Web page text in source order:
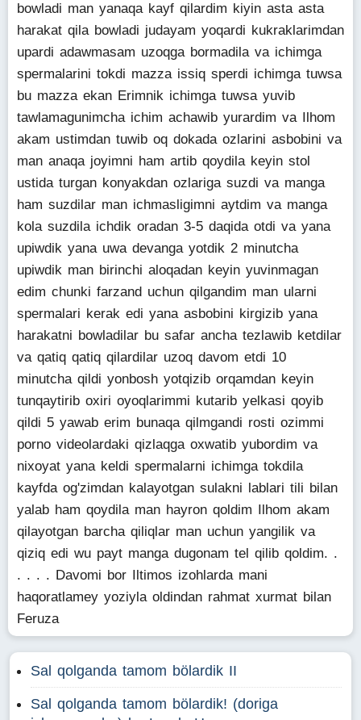
bowladi man yanaqa kayf qilardim kiyin asta asta
harakat qila bowladi judayam yoqardi kukraklarimdan
upardi adawmasam uzoqga bormadila va ichimga
spermalarini tokdi mazza issiq sperdi ichimga tuwsa
bu mazza ekan Erimnik ichimga tuwsa yuvib
tawlamagunimcha ichim achawib yurardim va Ilhom
akam ustimdan tuwib oq dokada ozlarini asbobini va
man anaqa joyimni ham artib qoydila keyin stol
ustida turgan konyakdan ozlariga suzdi va manga
ham suzdilar man ichmasligimni aytdim va manga
kola suzdila ichdik oradan 3-5 daqida otdi va yana
upiwdik yana uwa devanga yotdik 2 minutcha
upiwdik man birinchi aloqadan keyin yuvinmagan
edim chunki farzand uchun qilgandim man ularni
spermalari kerak edi yana asbobini kirgizib yana
harakatni bowladilar bu safar ancha tezlawib ketdilar
va qatiq qatiq qilardilar uzoq davom etdi 10
minutcha qildi yonbosh yotqizib orqamdan keyin
tunqaytirib oxiri oyoqlarimmi kutarib yelkasi qoyib
qildi 5 yawab erim bunaqa qilmgandi rosti ozimmi
porno videolardaki qizlaqga oxwatib yubordim va
nixoyat yana keldi spermalarni ichimga tokdila
kayfda og'zimdan kalayotgan sulakni lablari tili bilan
yalab ham qoydila man hayron qoldim Ilhom akam
qilayotgan barcha qiliqlar man uchun yangilik va
qiziq edi wu payt manga dugonam tel qilib qoldim. .
. . . . Davomi bor Iltimos izohlarda mani
haqoratlamey yoziyla oldindan rahmat xurmat bilan
Feruza
Sal qolganda tamom bölardik II
Sal qolganda tamom bölardik! (doriga